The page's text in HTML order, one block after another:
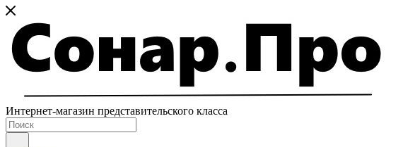
Интернет-магазин представительского класса